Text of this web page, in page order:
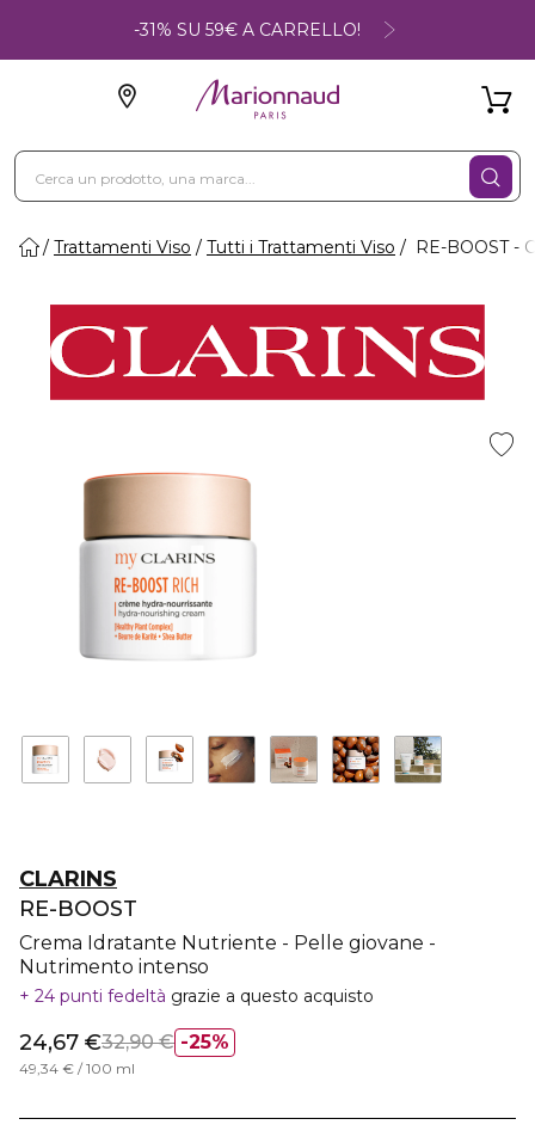
-31% SU 59€ A CARRELLO!
Trattamenti Viso Tutti i Trattamenti Viso RE-BOOST -
CLARINS
RE-BOOST
Crema Idratante Nutriente - Pelle giovane -
Nutrimento intenso
24 punti fedeltà grazie a questo acquisto
25%
24,67 €32,90 €
49,34 € / 100 ml